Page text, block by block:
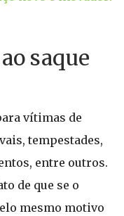
saque
vítimas de
tempestades,
entre outros.
de que se o
mesmo motivo